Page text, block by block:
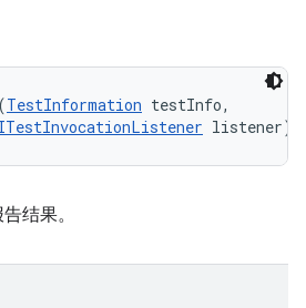
TestInformation testInfo,
listener)
结果。